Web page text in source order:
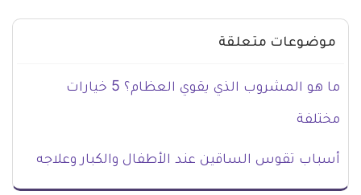
موضوعات متعلقة
ما هو المشروب الذي يقوي العظام؟ 5 خيارات
مختلفة
أسباب تقوس الساقين عند الأطفال والكبار وعلاجه